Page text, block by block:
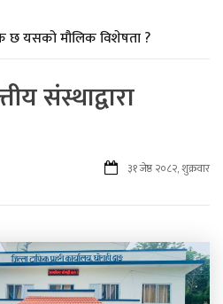
छ यसको मौलिक विशेषता ?
संस्थाद्वारा
३१ जेष्ठ २०८२, शुक्रवार